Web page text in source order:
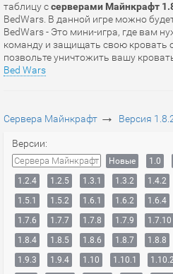
таблицу ссерверами Майнкрафт
BedWars. В данной игре можно
BedWars - Это мини-игра, где вам
команду и защищать свою кровать
позвольте уничтожить вашу
Bed Wars
Сервера Майнкрафт → Версия
Версии:
Сервера Майнкрафт Новые 1.0
1.2.4
1.2.5 1.3.1 1.3.2 1.4.2
1.5.1
1.5.2 1.6.1 1.6.2 1.6.4
1.7.6
1.7.7 1.7.8 1.7.9 1.7.10
1.8.4
1.8.5 1.8.6 1.8.7 1.8.8
1.9.3
1.9.4 1.10 1.10.1